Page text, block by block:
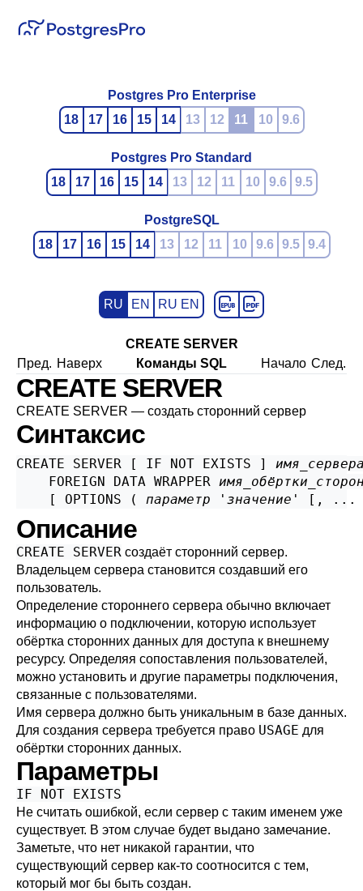
Postgres Pro Enterprise
18
17 16 15 14 13 12 11 10 9.6
Postgres Pro Standard
18
17 16 15 14 13 12 11 10 9.6 9.5
PostgreSQL
18
17 16 15 14 13 12 11 10 9.6 9.5 9.4
RU EN RU EN
CREATE SERVER
Пред. Наверх Команды SQL Начало След.
CREATE SERVER
CREATE SERVER — создать сторонний сервер
Синтаксис
CREATE SERVER [ IF NOT EXISTS ]
    FOREIGN DATA WRAPPER
    [ OPTIONS (
параметр ' значение ' [, ...
Описание
CREATE SERVER создаёт сторонний сервер.
Владельцем сервера становится создавший его
пользователь.
Определение стороннего сервера обычно включает
информацию о подключении, которую использует
обёртка сторонних данных для доступа к внешнему
ресурсу. Определяя сопоставления пользователей,
можно установить и другие параметры подключения,
связанные с пользователями.
Имя сервера должно быть уникальным в базе данных.
Для создания сервера требуется право USAGE для
обёртки сторонних данных.
Параметры
IF NOT EXISTS
Не считать ошибкой, если сервер с таким именем уже
существует. В этом случае будет выдано замечание.
Заметьте, что нет никакой гарантии, что
существующий сервер как-то соотносится с тем,
который мог бы быть создан.